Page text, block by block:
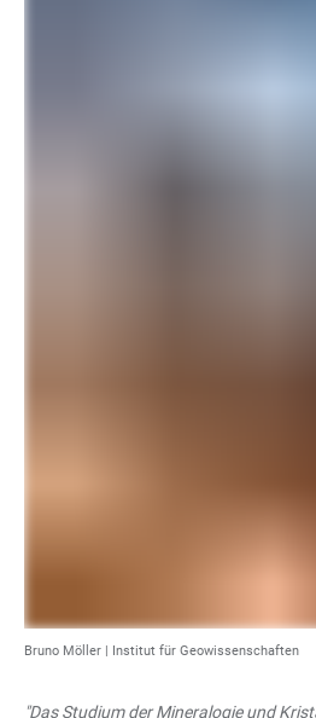
Bruno Möller | Institut für Geowissenschaften
"Das Studium der Mineralogie und